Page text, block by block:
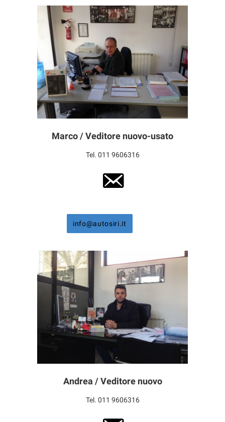
Marco / Veditore nuovo-usato
Tel. 011 9606316
info@autosiri.it
Andrea / Veditore nuovo
Tel. 011 9606316